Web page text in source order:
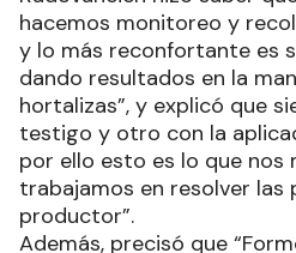
hacemos monitoreo y
y lo más reconfortante es
dando resultados en la
hortalizas”, y explicó que
testigo y otro con la
por ello esto es lo que nos
trabajamos en resolver las
productor”.
Además, precisó que